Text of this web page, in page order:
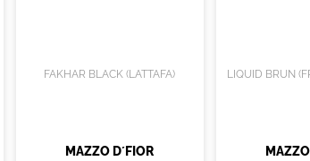
FAKHAR BLACK (LATTAFA)
MAZZO D´FIOR
LIQUID BRUN